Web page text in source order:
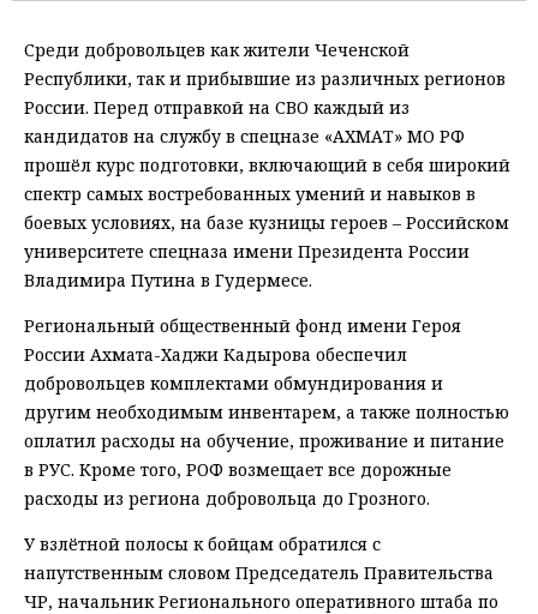
Среди добровольцев как жители Чеченской
Республики, так и прибывшие из различных регионов
России. Перед отправкой на СВО каждый из
кандидатов на службу в спецназе «АХМАТ» МО РФ
прошёл курс подготовки, включающий в себя широкий
спектр самых востребованных умений и навыков в
боевых условиях, на базе кузницы героев – Российском
университете спецназа имени Президента России
Владимира Путина в Гудермесе.
Региональный общественный фонд имени Героя
России Ахмата-Хаджи Кадырова обеспечил
добровольцев комплектами обмундирования и
другим необходимым инвентарем, а также полностью
оплатил расходы на обучение, проживание и питание
в РУС. Кроме того, РОФ возмещает все дорожные
расходы из региона добровольца до Грозного.
У взлётной полосы к бойцам обратился с
напутственным словом Председатель Правительства
ЧР, начальник Регионального оперативного штаба по